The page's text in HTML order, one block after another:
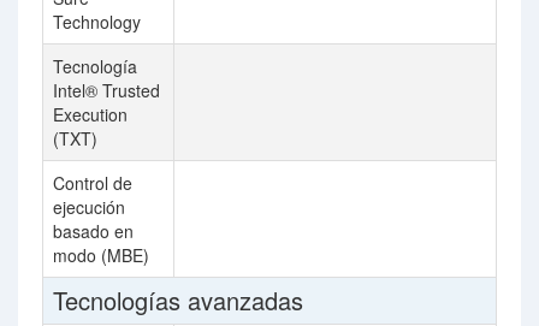
Technology
Tecnología
Intel® Trusted
Execution
(TXT)
Control de
ejecución
basado en
modo (MBE)
Tecnologías avanzadas